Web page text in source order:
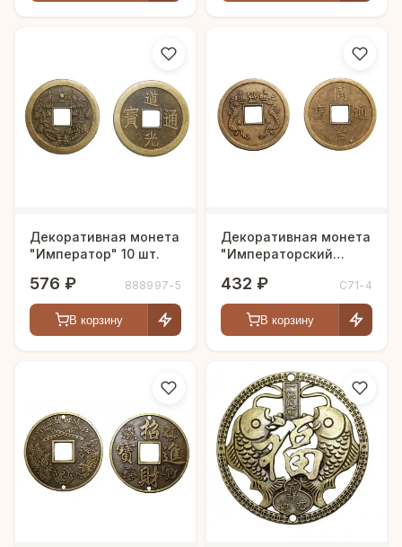
Декоративная монета
"Император" 10 шт.
576 ₽ 888997-5
В корзину
Декоративная монета
"Императорский
432 ₽ С71-4
В корзину